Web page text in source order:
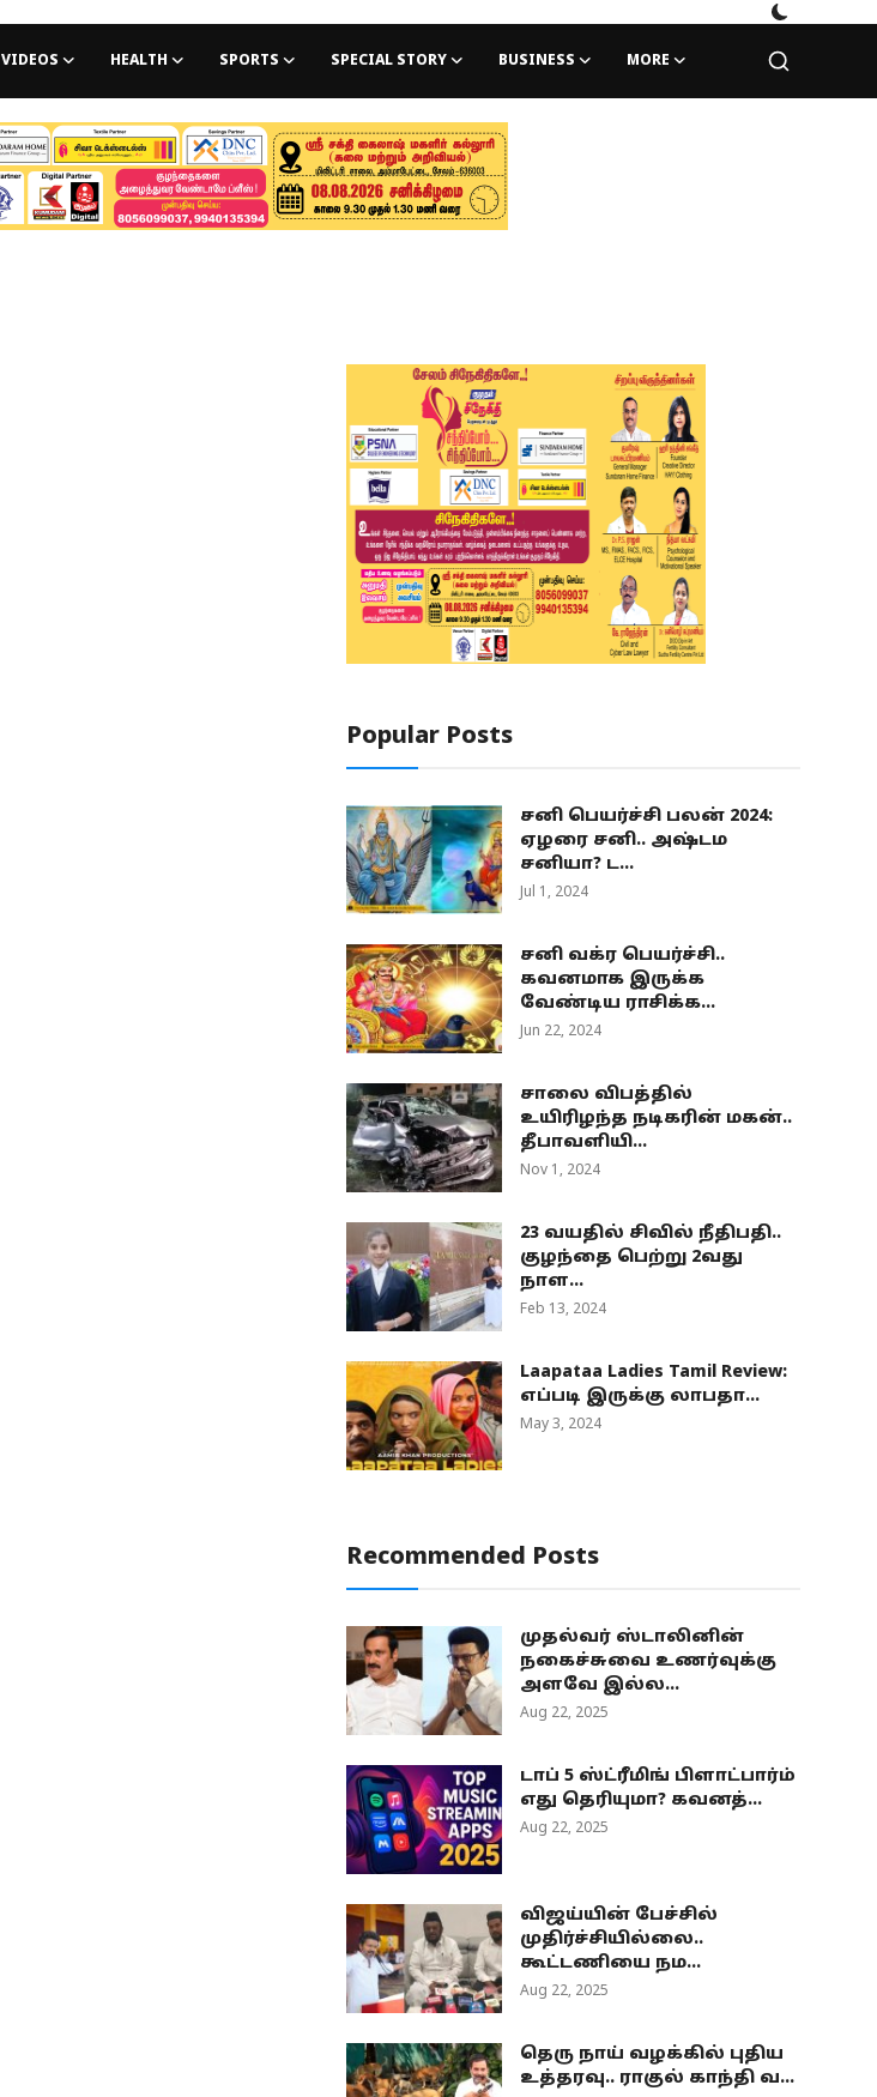
VIDEOS HEALTH SPORTS SPECIAL STORY BUSINESS MORE
Popular Posts
சனி பெயர்ச்சி பலன் 2024:
ஏழரை சனி.. அஷ்டம
சனியா? ட...
Jul 1, 2024
சனி வக்ர பெயர்ச்சி..
கவனமாக இருக்க
வேண்டிய ராசிக்க...
Jun 22, 2024
சாலை விபத்தில்
உயிரிழந்த நடிகரின் மகன்..
தீபாவளியி...
Nov 1, 2024
23 வயதில் சிவில் நீதிபதி..
குழந்தை பெற்று 2வது
நாள...
Feb 13, 2024
Laapataa Ladies Tamil Review:
எப்படி இருக்கு லாபதா...
May 3, 2024
Recommended Posts
முதல்வர் ஸ்டாலினின்
நகைச்சுவை உணர்வுக்கு
அளவே இல்ல...
Aug 22, 2025
டாப் 5 ஸ்ட்ரீமிங் பிளாட்பார்ம்
எது தெரியுமா? கவனத்...
Aug 22, 2025
விஜய்யின் பேச்சில்
முதிர்ச்சியில்லை..
கூட்டணியை நம...
Aug 22, 2025
தெரு நாய் வழக்கில் புதிய
உத்தரவு.. ராகுல் காந்தி வ...